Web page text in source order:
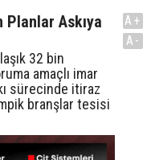
Askıya
32 bin
amaçlı imar
sürecinde itiraz
branşlar tesisi
A+
A-